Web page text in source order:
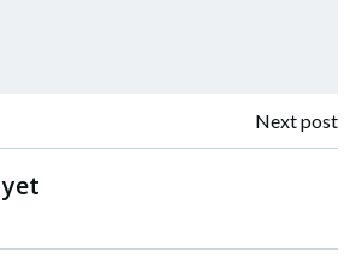
Navigazione
Next post